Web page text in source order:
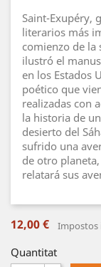
Saint-Exupéry,
literarios más
comienzo de la
ilustró el
en los Estados
poético que
realizadas con
la historia de
desierto del
sufrido una
de otro
relatará sus
12,00 € Impostos
Quantitat